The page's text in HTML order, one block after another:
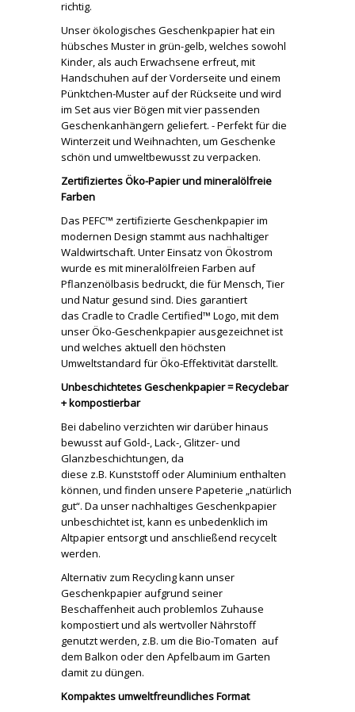
richtig.
Unser ökologisches Geschenkpapier hat ein
hübsches Muster in grün-gelb, welches sowohl
Kinder, als auch Erwachsene erfreut, mit
Handschuhen auf der Vorderseite und einem
Pünktchen-Muster auf der Rückseite und wird
im Set aus vier Bögen mit vier passenden
Geschenkanhängern geliefert. - Perfekt für die
Winterzeit und Weihnachten, um Geschenke
schön und umweltbewusst zu verpacken.
Zertifiziertes Öko-Papier und mineralölfreie
Farben
Das PEFC™ zertifizierte Geschenkpapier im
modernen Design stammt aus nachhaltiger
Waldwirtschaft. Unter Einsatz von Ökostrom
wurde es mit mineralölfreien Farben auf
Pflanzenölbasis bedruckt, die für Mensch, Tier
und Natur gesund sind. Dies garantiert
das Cradle to Cradle Certified™ Logo, mit dem
unser Öko-Geschenkpapier ausgezeichnet ist
und welches aktuell den höchsten
Umweltstandard für Öko-Effektivität darstellt.
Unbeschichtetes Geschenkpapier = Recyclebar
+ kompostierbar
Bei dabelino verzichten wir darüber hinaus
bewusst auf Gold-, Lack-, Glitzer- und
Glanzbeschichtungen, da
diese z.B. Kunststoff oder Aluminium enthalten
können, und finden unsere Papeterie „natürlich
gut“. Da unser nachhaltiges Geschenkpapier
unbeschichtet ist, kann es unbedenklich im
Altpapier entsorgt und anschließend recycelt
werden.
Alternativ zum Recycling kann unser
Geschenkpapier aufgrund seiner
Beschaffenheit auch problemlos Zuhause
kompostiert und als wertvoller Nährstoff
genutzt werden, z.B. um die Bio-Tomaten auf
dem Balkon oder den Apfelbaum im Garten
damit zu düngen.
Kompaktes umweltfreundliches Format